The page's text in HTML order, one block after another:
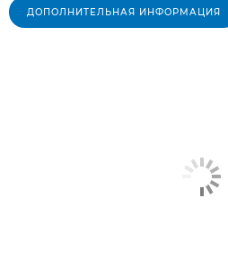
ДОПОЛНИТЕЛЬНАЯ ИНФОРМАЦИЯ